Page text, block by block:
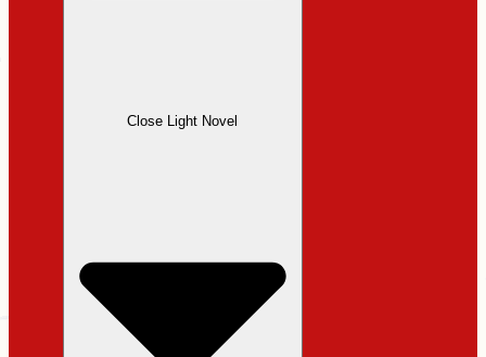
Close Light Novel